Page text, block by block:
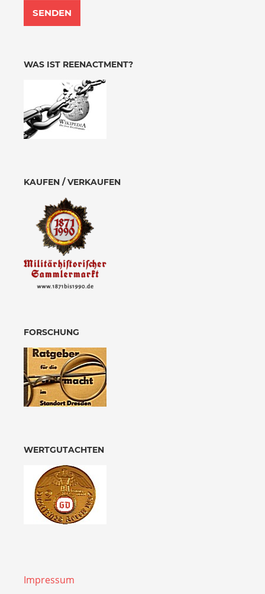
WAS IST REENACTMENT?
KAUFEN / VERKAUFEN
FORSCHUNG
WERTGUTACHTEN
Impressum